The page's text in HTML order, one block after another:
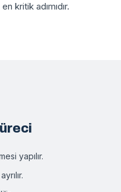
kritik adımıdır.
yapılır.